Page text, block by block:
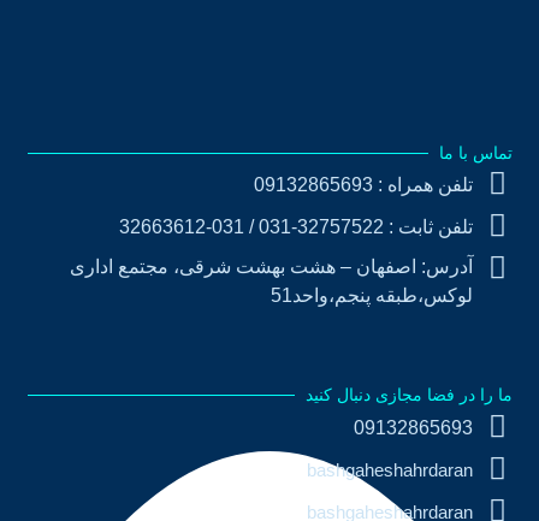
تماس با ما
تلفن همراه : 09132865693
تلفن ثابت : 32757522-031 / 031-32663612
آدرس: اصفهان – هشت بهشت شرقی، مجتمع اداری
لوکس،طبقه پنجم،واحد51
ما را در فضا مجازی دنبال کنید
09132865693
bashgaheshahrdaran
bashgaheshahrdaran